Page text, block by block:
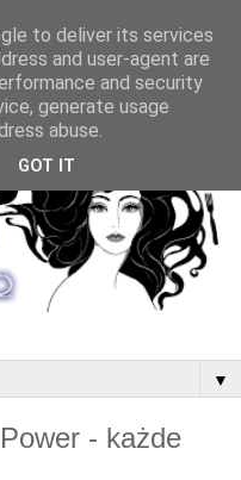
▼
- każde
to deliver its services
and user-agent are
and security
generate usage
abuse.
GOT IT